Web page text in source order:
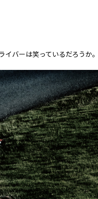
イバーは笑っているだろうか